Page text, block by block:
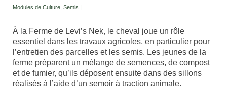
Modules de Culture Semis |
À la Ferme de Levi’s Nek, le cheval joue un rôle
essentiel dans les travaux agricoles, en particulier pour
l’entretien des parcelles et les semis. Les jeunes de la
ferme préparent un mélange de semences, de compost
et de fumier, qu’ils déposent ensuite dans des sillons
réalisés à l’aide d’un semoir à traction animale.